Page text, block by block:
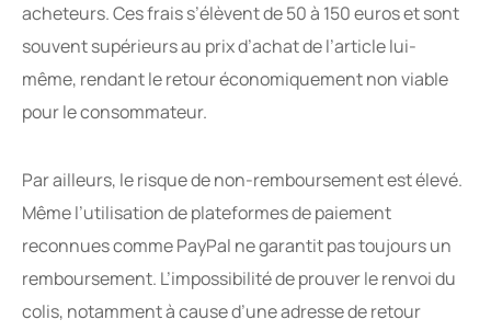
acheteurs. Ces frais s’élèvent de 50 à 150 euros et sont
souvent supérieurs au prix d’achat de l’article lui-
même, rendant le retour économiquement non viable
pour le consommateur.
Par ailleurs, le risque de non-remboursement est élevé.
Même l’utilisation de plateformes de paiement
reconnues comme PayPal ne garantit pas toujours un
remboursement. L’impossibilité de prouver le renvoi du
colis, notamment à cause d’une adresse de retour